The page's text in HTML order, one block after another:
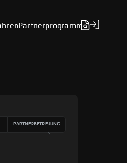
Partnerprogramm
PARTNERBETREUUNG